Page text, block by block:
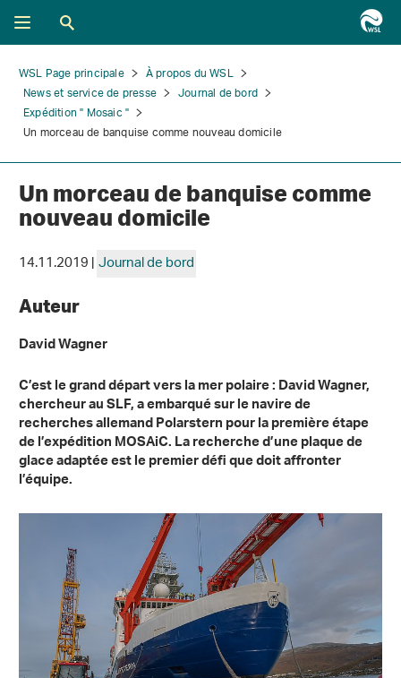
WSL Page principale
À propos du WSL
News et service de presse
Journal de bord
Expédition " Mosaic "
Un morceau de banquise comme nouveau domicile
Un morceau de banquise comme
nouveau domicile
14.11.2019 |Journal de bord
Auteur
David Wagner
C’est le grand départ vers la mer polaire : David Wagner,
chercheur au SLF, a embarqué sur le navire de
recherches allemand Polarstern pour la première étape
de l’expédition MOSAiC. La recherche d’une plaque de
glace adaptée est le premier défi que doit affronter
l’équipe.